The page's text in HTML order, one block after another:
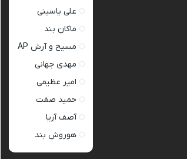
علی یاسینی
ماکان بند
مسیح و آرش AP
مهدی جهانی
امیر عظیمی
حمید صفت
آصف آریا
هوروش بند